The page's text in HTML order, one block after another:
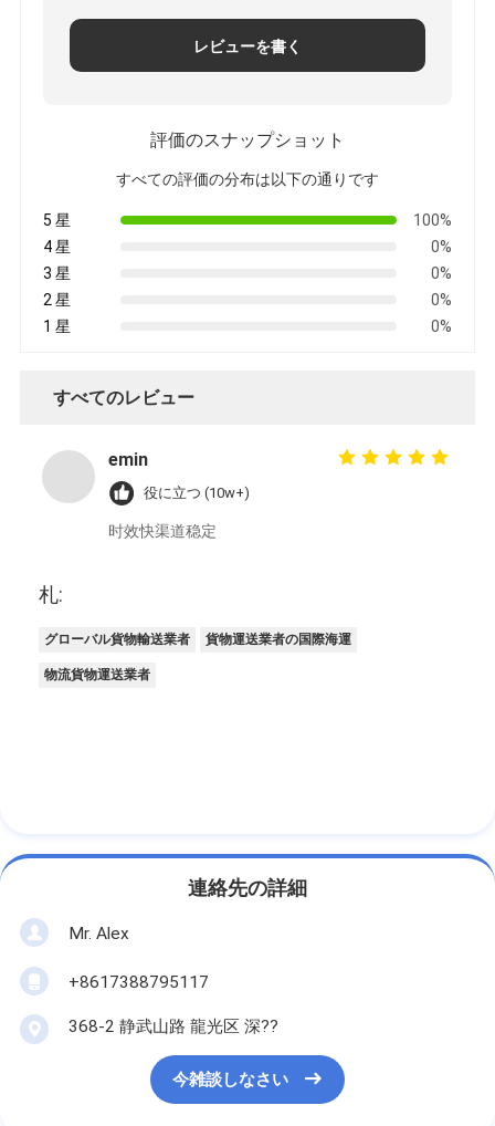
レビューを書く
評価のスナップショット
すべての評価の分布は以下の通りです
5 星
100%
4 星
0%
3 星
0%
2 星
0%
1 星
0%
すべてのレビュー
emin
役に立つ (10w+)
时效快渠道稳定
札:
グローバル貨物輸送業者 貨物運送業者の国際海運
物流貨物運送業者
連絡先の詳細
Mr. Alex
+8617388795117
368-2 静武山路 龍光区 深??
今雑談しなさい